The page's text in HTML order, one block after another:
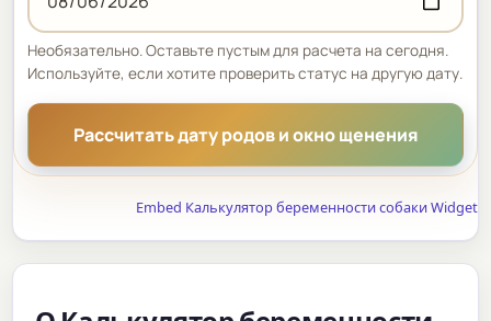
Необязательно. Оставьте пустым для расчета на сегодня.
Используйте, если хотите проверить статус на другую дату.
Рассчитать дату родов и окно щенения
Embed Калькулятор беременности собаки Widget